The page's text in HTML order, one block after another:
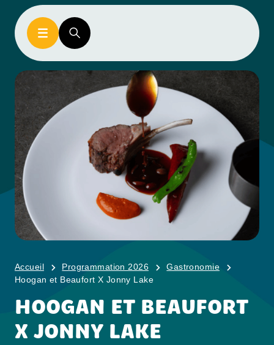
Accueil Programmation 2026
Gastronomie
Hoogan et Beaufort X Jonny Lake
HOOGAN ET BEAUFORT
X JONNY LAKE